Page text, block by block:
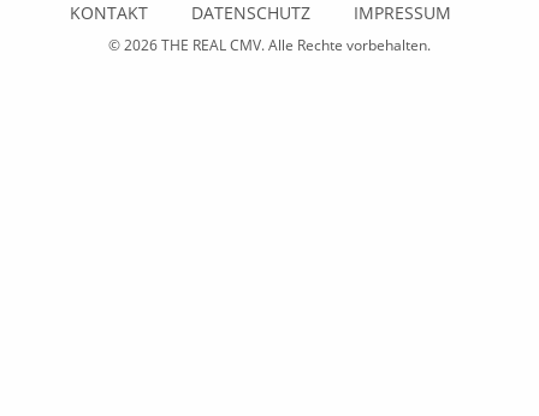
KONTAKT DATENSCHUTZ IMPRESSUM
© 2026THE REAL CMV. Alle Rechte vorbehalten.